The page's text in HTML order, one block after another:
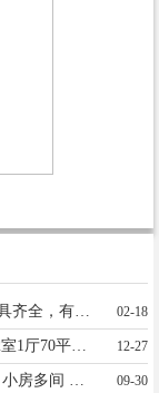
邢钢南区4层顶，二室一厅一卫71平，家具齐全，有部分家电600元/月18032957958 02-18
出租马路街总校附近靛市街小区，4/6层2室1厅70平家具家电齐全，干净双气地下室，700元/月，18732938700 12-27
09-30